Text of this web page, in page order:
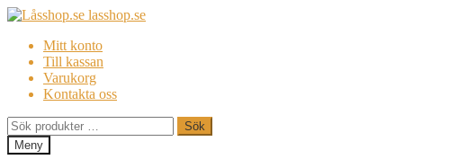
Hoppa
navigering
Hoppa
innehållMitt konto
Till kassan
Varukorg
Kontakta oss
Sök
efter:
Sök
Meny